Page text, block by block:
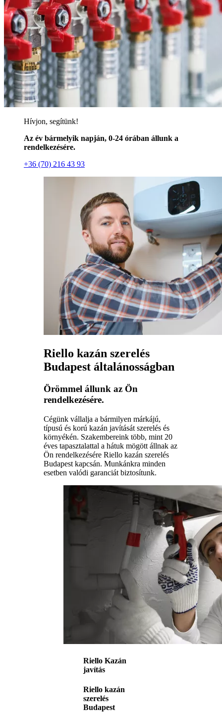
Hívjon, segítünk!
Az év bármelyik napján, 0-24 órában állunk a
rendelkezésére.
+36 (70) 216 43 93
Riello kazán szerelés
Budapest általánosságban
Örömmel állunk az Ön
rendelkezésére.
Cégünk vállalja a bármilyen márkájú,
típusú és korú kazán javítását szerelés és
környékén. Szakembereink több, mint 20
éves tapasztalattal a hátuk mögött állnak az
Ön rendelkezésére Riello kazán szerelés
Budapest kapcsán. Munkánkra minden
esetben valódi garanciát biztosítunk.
Riello Kazán
javítás
Riello kazán
szerelés
Budapest